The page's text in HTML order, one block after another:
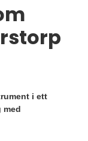
i ett
med